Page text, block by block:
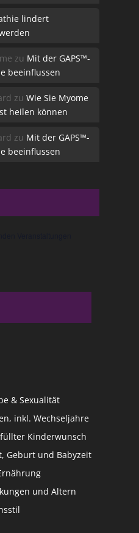
lindert
zu Mit der GAPS™-
beeinflussen
zu Wie Sie Myome
heilen können
zu Mit der GAPS™-
beeinflussen
& Sexualität
inkl. Wechseljahre
Kinderwunsch
Geburt und Babyzeit
und Altern